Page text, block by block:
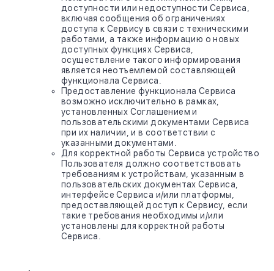
доступности или недоступности Сервиса,
включая сообщения об ограничениях
доступа к Сервису в связи с техническими
работами, а также информацию о новых
доступных функциях Сервиса,
осуществление такого информирования
является неотъемлемой составляющей
функционала Сервиса.
Предоставление функционала Сервиса
возможно исключительно в рамках,
установленных Соглашением и
пользовательскими документами Сервиса
при их наличии, и в соответствии с
указанными документами.
Для корректной работы Сервиса устройство
Пользователя должно соответствовать
требованиям к устройствам, указанным в
пользовательских документах Сервиса,
интерфейсе Сервиса и/или платформы,
предоставляющей доступ к Сервису, если
такие требования необходимы и/или
установлены для корректной работы
Сервиса.